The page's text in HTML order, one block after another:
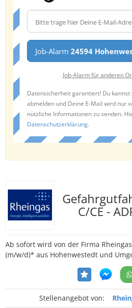
Job-Alarm 24594
Job-Alarm für anderen
Datensicherheit garantiert! Du
abmelden und Deine E-Mail wird nur
nützliche Informationen zu senden.
Datenschutzerklärung.
C/CE -
Ab sofort wird von der Firma
(m/w/d)* aus Hohenwestedt und
Stellenangebot von: